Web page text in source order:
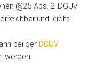
(§25 Abs. 2, DGUV
und leicht
bei der DGUV
werden.